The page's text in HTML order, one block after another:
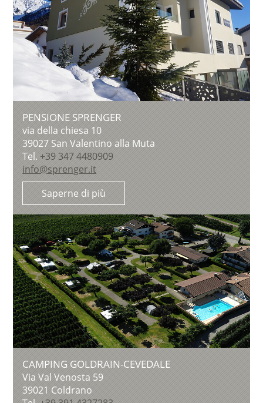
PENSIONE SPRENGER
via della chiesa 10
39027San Valentino alla Muta
Tel. +39 347 4480909
info@sprenger.it
Saperne di più
CAMPING GOLDRAIN-CEVEDALE
Via Val Venosta 59
39021 Coldrano